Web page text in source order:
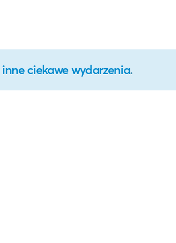
inne ciekawe wydarzenia.